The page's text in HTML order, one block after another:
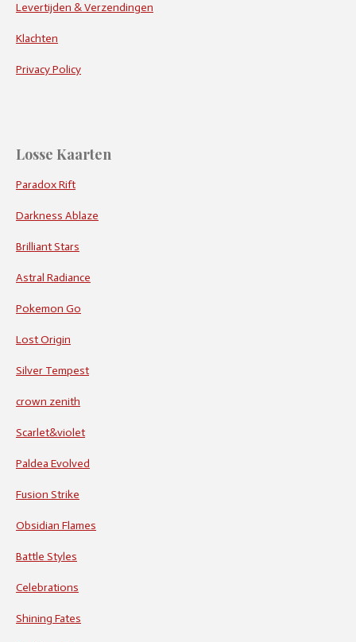
Levertijden & Verzendingen
Klachten
Privacy Policy
Losse Kaarten
Paradox Rift
Darkness Ablaze
Brilliant Stars
Astral Radiance
Pokemon Go
Lost Origin
Silver Tempest
crown zenith
Scarlet&violet
Paldea Evolved
Fusion Strike
Obsidian Flames
Battle Styles
Celebrations
Shining Fates